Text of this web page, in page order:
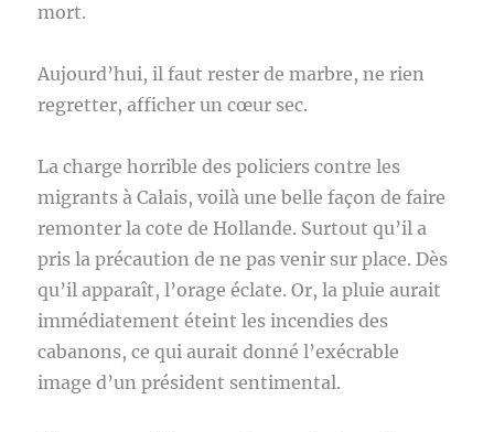
mort.
Aujourd’hui, il faut rester de marbre, ne rien
regretter, afficher un cœur sec.
La charge horrible des policiers contre les
migrants à Calais, voilà une belle façon de faire
remonter la cote de Hollande. Surtout qu’il a
pris la précaution de ne pas venir sur place. Dès
qu’il apparaît, l’orage éclate. Or, la pluie aurait
immédiatement éteint les incendies des
cabanons, ce qui aurait donné l’exécrable
image d’un président sentimental.